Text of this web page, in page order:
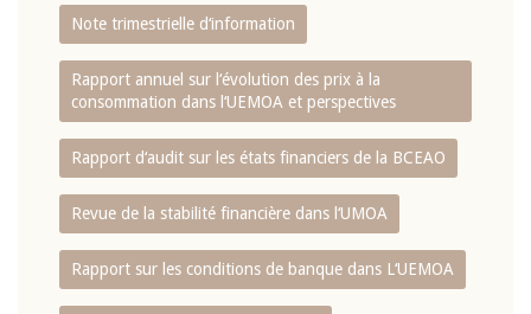
Note trimestrielle d‘information
Rapport annuel sur l‘évolution des prix à la
consommation dans l‘UEMOA et perspectives
Rapport d‘audit sur les états financiers de la BCEAO
Revue de la stabilité financière dans l‘UMOA
Rapport sur les conditions de banque dans L‘UEMOA